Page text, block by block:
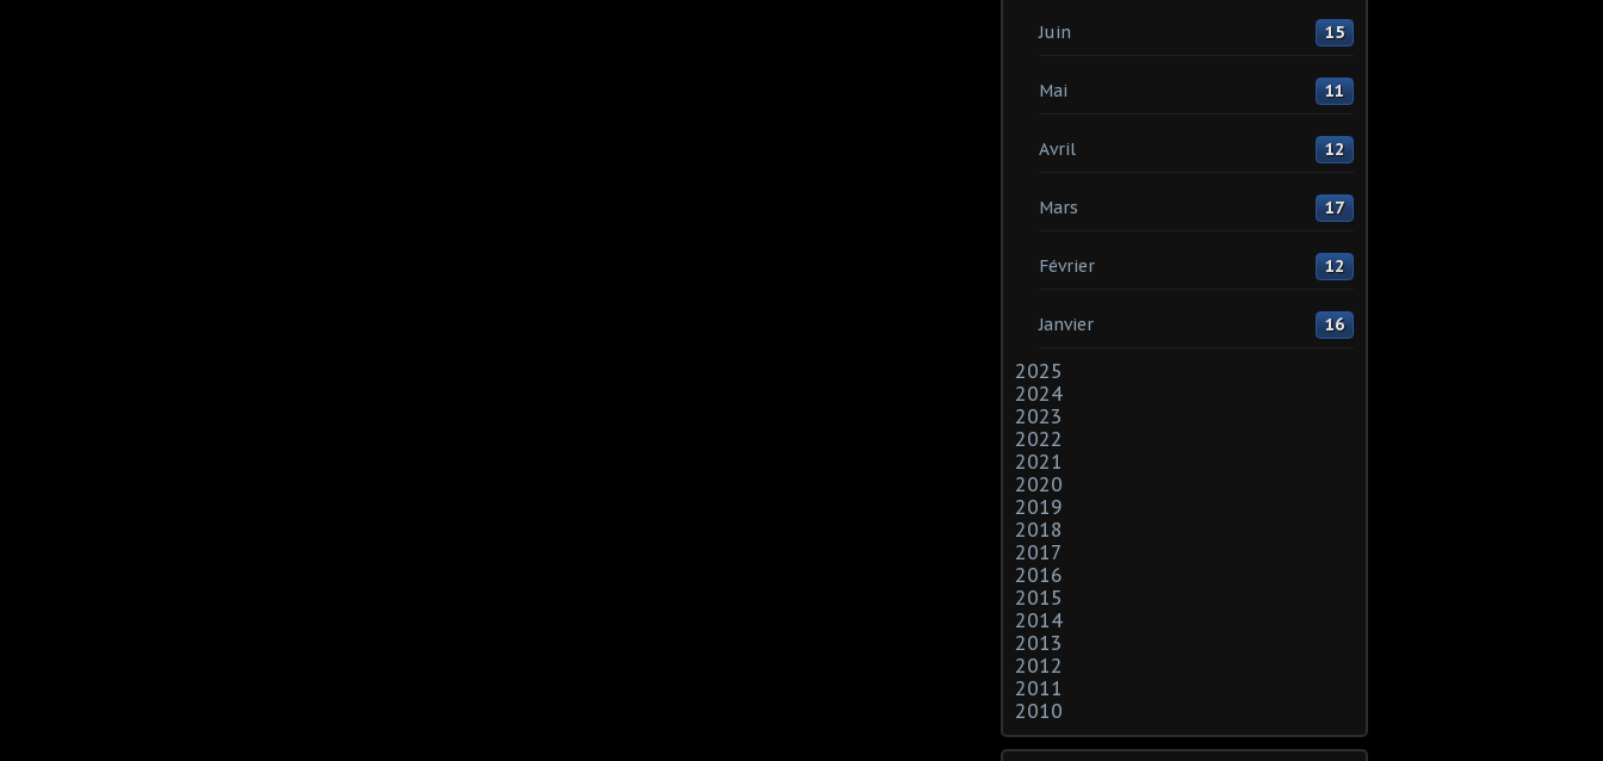
Juin 15
Mai 11
Avril 12
Mars 17
Février 12
Janvier 16
2025
2024
2023
2022
2021
2020
2019
2018
2017
2016
2015
2014
2013
2012
2011
2010